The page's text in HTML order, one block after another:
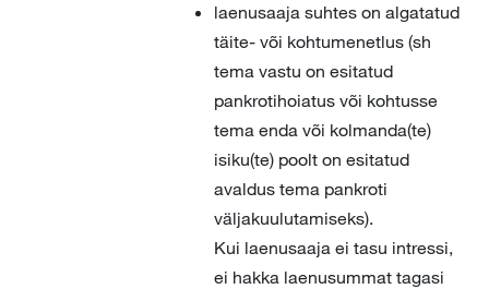
laenusaaja suhtes on algatatud
täite- või kohtumenetlus (sh
tema vastu on esitatud
pankrotihoiatus või kohtusse
tema enda või kolmanda(te)
isiku(te) poolt on esitatud
avaldus tema pankroti
väljakuulutamiseks).
Kui laenusaaja ei tasu intressi,
ei hakka laenusummat tagasi